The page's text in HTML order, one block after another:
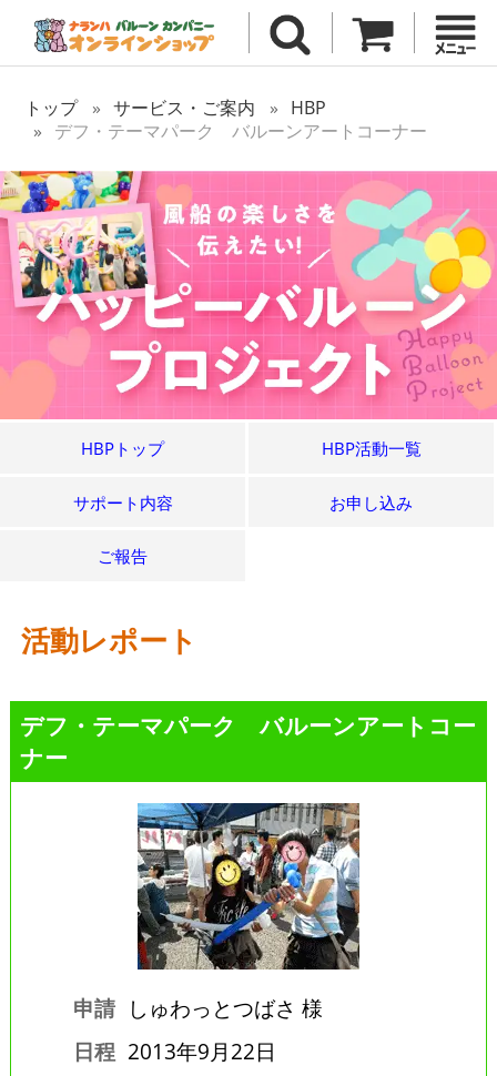
トップ サービス・ご案内
HBP
デフ・テーマパーク バルーンアートコーナー
HBPトップ HBP活動一覧
サポート内容 お申し込み
ご報告
活動レポート
デフ・テーマパーク バルーンアートコー
ナー
申請
しゅわっとつばさ 様
日程 2013年9月22日